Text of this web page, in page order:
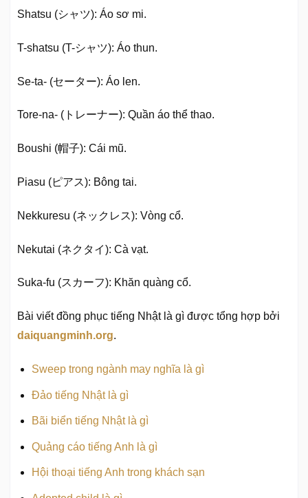
Shatsu (シャツ): Áo sơ mi.
T-shatsu (T-シャツ): Áo thun.
Se-ta- (セーター): Áo len.
Tore-na- (トレーナー): Quần áo thể thao.
Boushi (帽子): Cái mũ.
Piasu (ピアス): Bông tai.
Nekkuresu (ネックレス): Vòng cổ.
Nekutai (ネクタイ): Cà vạt.
Suka-fu (スカーフ): Khăn quàng cổ.
Bài viết đồng phục tiếng Nhật là gì được tổng hợp bởi
daiquangminh.org.
Sweep trong ngành may nghĩa là gì
Đảo tiếng Nhật là gì
Bãi biển tiếng Nhật là gì
Quảng cáo tiếng Anh là gì
Hội thoại tiếng Anh trong khách sạn